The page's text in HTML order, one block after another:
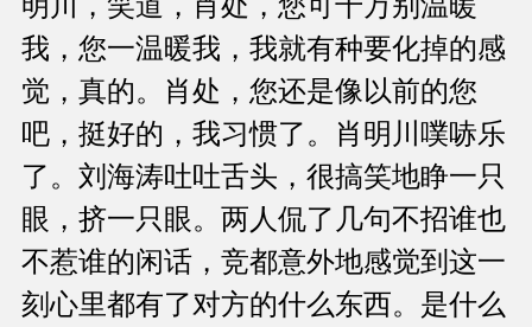
我，您一温暖我，我就有种要化掉的感
觉，真的。肖处，您还是像以前的您
吧，挺好的，我习惯了。肖明川噗哧乐
了。刘海涛吐吐舌头，很搞笑地睁一只
眼，挤一只眼。两人侃了几句不招谁也
不惹谁的闲话，竞都意外地感觉到这一
刻心里都有了对方的什么东西。是什么